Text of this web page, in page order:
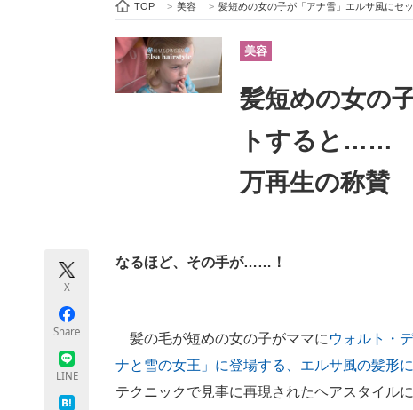
ビジネスと働き方のヒント
TOP > 美容 > 髪短めの女の子が「アナ雪」エルサ風に
美容
髪短めの女の
トすると……
万再生の称賛
X
Share
LINE
なるほど、その手が……！
髪の毛が短めの女の子がママに ウォルト・
ナと雪の女王」に登場する、エルサ風の髪形
テクニックで見事に再現されたヘアスタイル